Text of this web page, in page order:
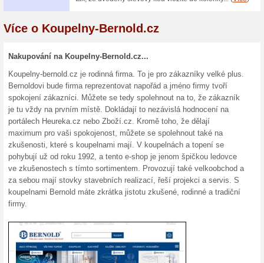
internetovém obchodě
Výprodej na
100% fungovalo
Akce
V eshopu s koupelnami
Výprodej. Naleznete zde
zvýhodněnou cenu jen do